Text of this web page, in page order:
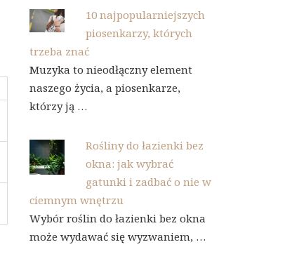
10 najpopularniejszych
piosenkarzy, których
trzeba znać
Muzyka to nieodłączny element
naszego życia, a piosenkarze,
którzy ją …
Rośliny do łazienki bez
okna: jak wybrać
gatunki i zadbać o nie w
ciemnym wnętrzu
Wybór roślin do łazienki bez okna
może wydawać się wyzwaniem, …